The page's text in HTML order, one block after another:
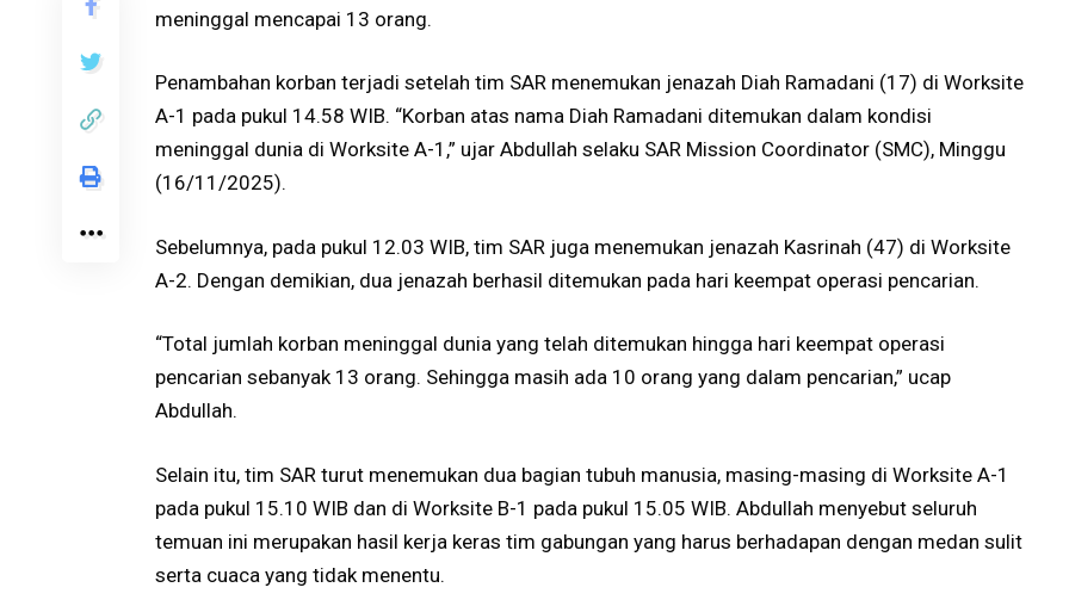
meninggal mencapai 13 orang.
Penambahan korban terjadi setelah tim SAR menemukan jenazah Diah Ramadani (17) di Worksite
A-1 pada pukul 14.58 WIB. “Korban atas nama Diah Ramadani ditemukan dalam kondisi
meninggal dunia di Worksite A-1,” ujar Abdullah selaku SAR Mission Coordinator (SMC), Minggu
(16/11/2025).
Sebelumnya, pada pukul 12.03 WIB, tim SAR juga menemukan jenazah Kasrinah (47) di Worksite
A-2. Dengan demikian, dua jenazah berhasil ditemukan pada hari keempat operasi pencarian.
“Total jumlah korban meninggal dunia yang telah ditemukan hingga hari keempat operasi
pencarian sebanyak 13 orang. Sehingga masih ada 10 orang yang dalam pencarian,” ucap
Abdullah.
Selain itu, tim SAR turut menemukan dua bagian tubuh manusia, masing-masing di Worksite A-1
pada pukul 15.10 WIB dan di Worksite B-1 pada pukul 15.05 WIB. Abdullah menyebut seluruh
temuan ini merupakan hasil kerja keras tim gabungan yang harus berhadapan dengan medan sulit
serta cuaca yang tidak menentu.